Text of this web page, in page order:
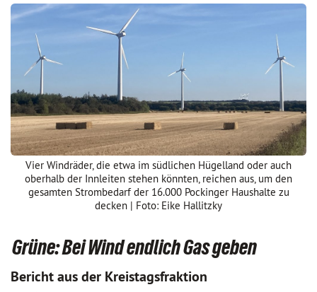
Vier Windräder, die etwa im südlichen Hügelland oder auch
oberhalb der Innleiten stehen könnten, reichen aus, um den
gesamten Strombedarf der 16.000 Pockinger Haushalte zu
decken | Foto: Eike Hallitzky
Grüne: Bei Wind endlich Gas geben
Bericht aus der Kreistagsfraktion